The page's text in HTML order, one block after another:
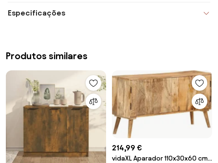
Especificações
Produtos similares
214,99 €
vidaXL Aparador 110x30x60 cm